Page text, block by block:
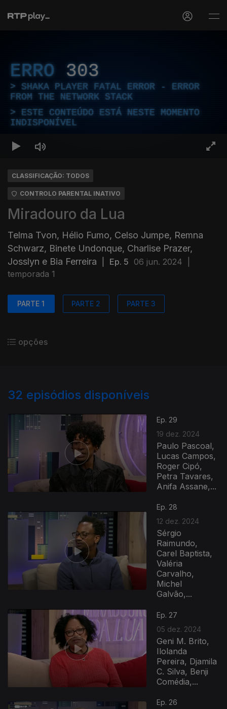
ERRO 303
SHAKA PLAYER FATAL ERROR - ERROR
FROM THE NETWORK STACK
ESTE CONTEÚDO ESTÁ NESTE MOMENTO
INDISPONÍVEL
CLASSIFICAÇÃO: TODOS
CONTROLO PARENTAL INATIVO
Miradouro da Lua
Telma Tvon, Hélio Fumo, Celso Jumpe, Remna
Schwarz, Binete Undonque, Charlise Prazer,
Josslyn e Bia Ferreira
Ep. 5 06 jun. 2024
temporada 1
PARTE 1 PARTE 2 PARTE 3
opções
32 episódios disponíveis
Ep. 29
19 dez. 2024
Paulo Pascoal,
Lucas Campos,
Roger Cipó,
Petra Tavares,
Anifa Assane,...
Ep. 28
12 dez. 2024
Sérgio
Raimundo,
Carel Baptista,
Valéria
Carvalho,
Michel
Galvão,...
Ep. 27
05 dez. 2024
Geni M. Brito,
Ilolanda
Pereira, Djamila
C. Silva, Benji
Comédia,...
Ep. 26